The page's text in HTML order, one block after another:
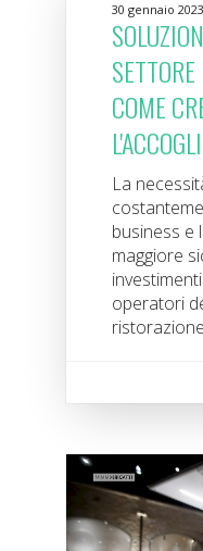
30 gennaio 2023
COME
La
business e
maggiore
operatori